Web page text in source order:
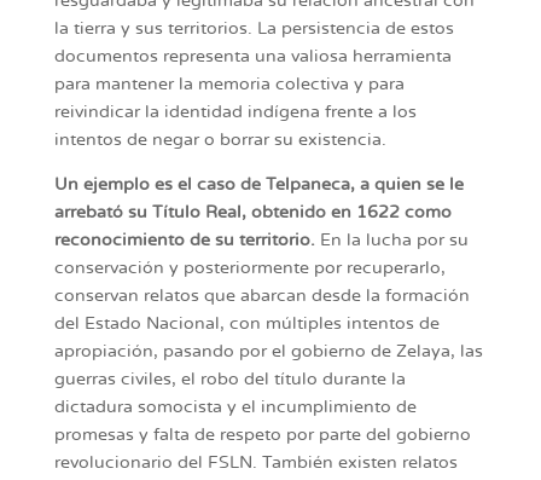
la tierra y sus territorios. La persistencia de estos
documentos representa una valiosa herramienta
para mantener la memoria colectiva y para
reivindicar la identidad indígena frente a los
intentos de negar o borrar su existencia.
Un ejemplo es el caso de Telpaneca, a quien se le
arrebató su Título Real, obtenido en 1622 como
reconocimiento de su territorio. En la lucha por su
conservación y posteriormente por recuperarlo,
conservan relatos que abarcan desde la formación
del Estado Nacional, con múltiples intentos de
apropiación, pasando por el gobierno de Zelaya, las
guerras civiles, el robo del título durante la
dictadura somocista y el incumplimiento de
promesas y falta de respeto por parte del gobierno
revolucionario del FSLN. También existen relatos